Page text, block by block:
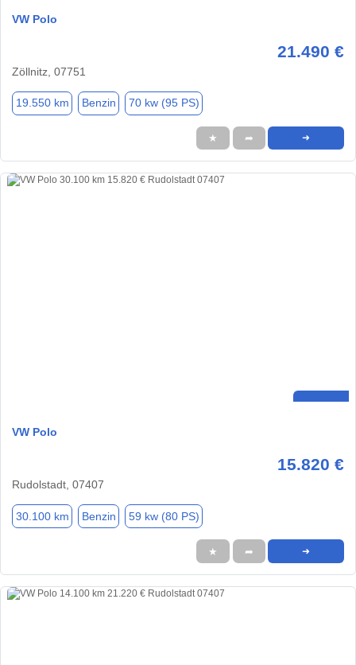
VW Polo
21.490 €
Zöllnitz, 07751
19.550 km Benzin 70 kw (95 PS)
★ ➦ ➜
VW Polo
15.820 €
Rudolstadt, 07407
30.100 km Benzin 59 kw (80 PS)
★ ➦ ➜